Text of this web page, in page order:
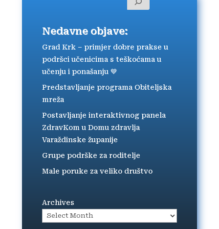
Nedavne objave:
Grad Krk – primjer dobre prakse u
podršci učenicima s teškoćama u
učenju i ponašanju 💙
Predstavljanje programa Obiteljska
mreža
Postavljanje interaktivnog panela
ZdravKom u Domu zdravlja
Varaždinske županije
Grupe podrške za roditelje
Male poruke za veliko društvo
Archives